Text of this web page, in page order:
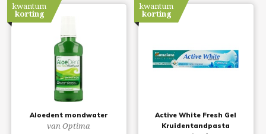
Aloedent mondwater
van Optima
kwantum
korting
Active White Fresh Gel
Kruidentandpasta
kwantum
korting